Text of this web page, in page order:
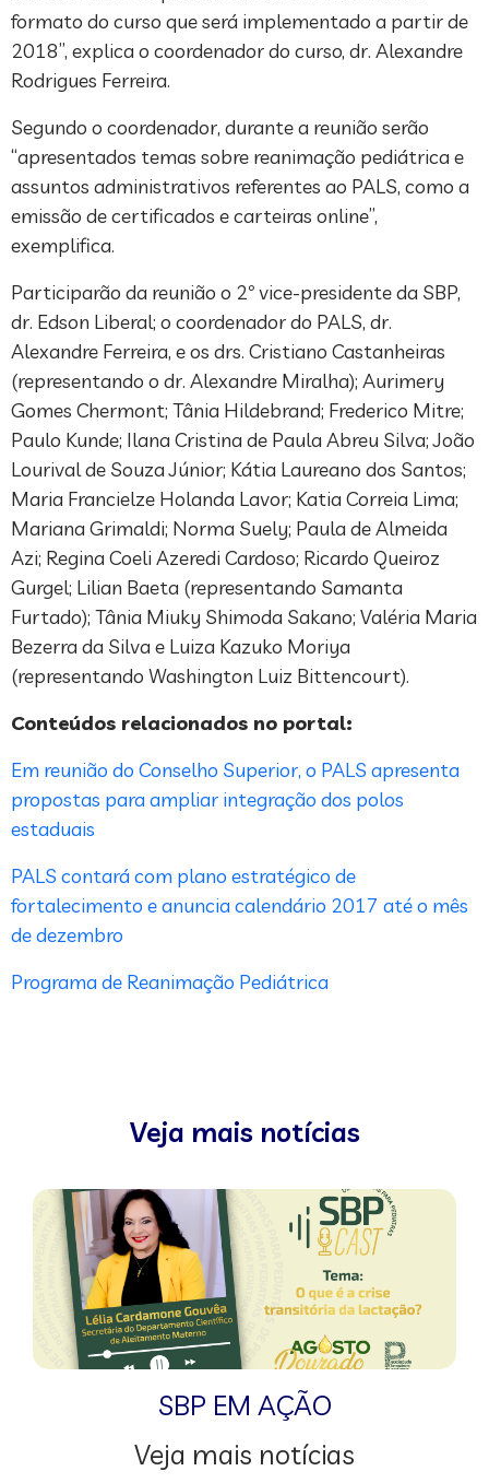
formato do curso que será implementado a partir de
2018”, explica o coordenador do curso, dr. Alexandre
Rodrigues Ferreira.
Segundo o coordenador, durante a reunião serão
“apresentados temas sobre reanimação pediátrica e
assuntos administrativos referentes ao PALS, como a
emissão de certificados e carteiras online”,
exemplifica.
Participarão da reunião o 2º vice-presidente da SBP,
dr. Edson Liberal; o coordenador do PALS, dr.
Alexandre Ferreira, e os drs. Cristiano Castanheiras
(representando o dr. Alexandre Miralha); Aurimery
Gomes Chermont; Tânia Hildebrand; Frederico Mitre;
Paulo Kunde; Ilana Cristina de Paula Abreu Silva; João
Lourival de Souza Júnior; Kátia Laureano dos Santos;
Maria Francielze Holanda Lavor; Katia Correia Lima;
Mariana Grimaldi; Norma Suely; Paula de Almeida
Azi; Regina Coeli Azeredi Cardoso; Ricardo Queiroz
Gurgel; Lilian Baeta (representando Samanta
Furtado); Tânia Miuky Shimoda Sakano; Valéria Maria
Bezerra da Silva e Luiza Kazuko Moriya
(representando Washington Luiz Bittencourt).
Conteúdos relacionados no portal:
Em reunião do Conselho Superior, o PALS apresenta
propostas para ampliar integração dos polos
estaduais
PALS contará com plano estratégico de
fortalecimento e anuncia calendário 2017 até o mês
de dezembro
Programa de Reanimação Pediátrica
Veja mais notícias
SBP EM AÇÃO
Veja mais notícias